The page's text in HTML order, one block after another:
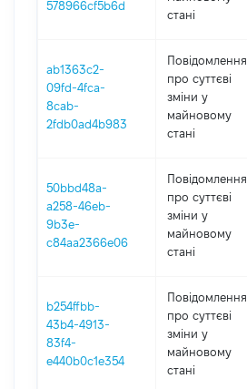
578966cf5b6d
стані
ab1363c2-
09fd-4fca-
8cab-
2fdb0ad4b983
Повідомлення
про суттєві
зміни y
майновому
стані
50bbd48a-
a258-46eb-
9b3e-
c84aa2366e06
Повідомлення
про суттєві
зміни y
майновому
стані
b254ffbb-
43b4-4913-
83f4-
e440b0c1e354
Повідомлення
про суттєві
зміни y
майновому
стані